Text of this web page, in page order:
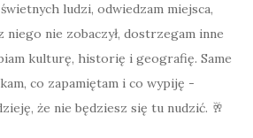
ludzi, odwiedzam miejsca,
nie zobaczył, dostrzegam inne
kulturę, historię i geografię. Same
co zapamiętam i co wypiję -
że nie będziesz się tu nudzić. 🥂